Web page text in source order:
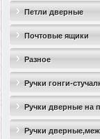
дверные(стопоры)
Петли дверные
Почтовые ящики
Разное
Ручки гонги-
Ручки дверные на
Ручки